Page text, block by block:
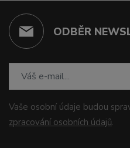
ODBĚR
Vaše osobní údaje budou
zpracování osobních údajů.